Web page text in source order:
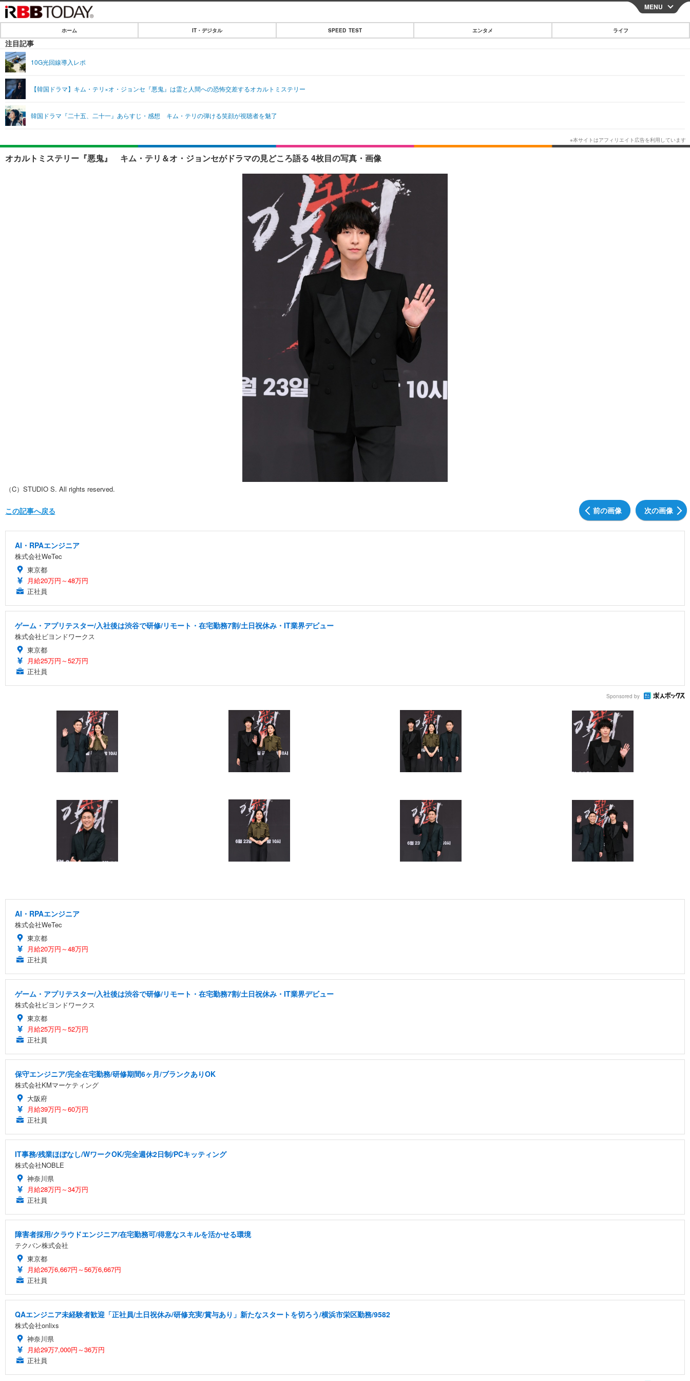
CLOSE
IT・デジタル
ショッピング
SPEED TEST
エンタメ
エンタメTOP
音楽
ライフ
ライフTOP グルメ
ペット
リリース一覧
MENU
ホーム IT・デジタル SPEED TEST エンタメ ライフ
注目記事
10G光回線導入レポ
【韓国ドラマ】キム・テリ×オ・ジョンセ『悪鬼』は霊と人間への恐怖交差するオカルトミステリー
韓国ドラマ『二十五、二十一』あらすじ・感想 キム・テリの弾ける笑顔が視聴者を魅了
オカルトミステリー『悪鬼』 キム・テリ＆オ・ジョンセがドラマの見どころ語る 4枚目の写真・画像
（C）STUDIO S. All rights reserved.
前の画像 次の画像
この記事へ戻る
AI・RPAエンジニア
株式会社WeTec
東京都
月給20万円～48万円
正社員
ゲーム・アプリテスター/入社後は渋谷で研修/リモート・在宅勤務7割/土日祝休み・IT業界デビュー
株式会社ビヨンドワークス
東京都
月給25万円～52万円
正社員
Sponsored by
AI・RPAエンジニア
株式会社WeTec
東京都
月給20万円～48万円
正社員
ゲーム・アプリテスター/入社後は渋谷で研修/リモート・在宅勤務7割/土日祝休み・IT業界デビュー
株式会社ビヨンドワークス
東京都
月給25万円～52万円
正社員
保守エンジニア/完全在宅勤務/研修期間6ヶ月/ブランクありOK
株式会社KMマーケティング
大阪府
月給39万円～60万円
正社員
IT事務/残業ほぼなし/WワークOK/完全週休2日制/PCキッティング
株式会社NOBLE
神奈川県
月給28万円～34万円
正社員
障害者採用/クラウドエンジニア/在宅勤務可/得意なスキルを活かせる環境
テクバン株式会社
東京都
月給26万6,667円～56万6,667円
正社員
QAエンジニア未経験者歓迎「正社員/土日祝休み/研修充実/賞与あり」新たなスタートを切ろう/横浜市栄区勤務/9582
株式会社onlixs
神奈川県
月給29万7,000円～36万円
正社員